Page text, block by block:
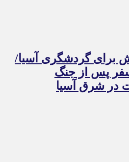
برای گردشگری آسیا/
سفر پس از جنگ
در شرق آسیا